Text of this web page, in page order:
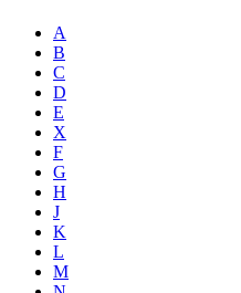
A
B
C
D
E
X
F
G
H
J
K
L
M